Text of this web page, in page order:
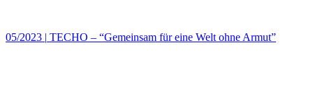
05/2023 | TECHO – “Gemeinsam für eine Welt ohne Armut”